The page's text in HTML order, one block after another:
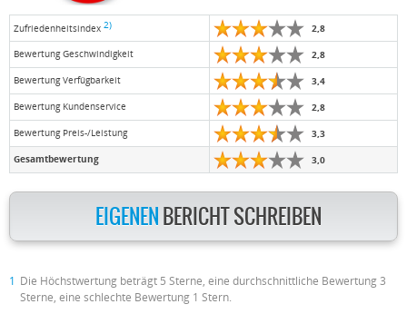
Zufriedenheitsindex 2) 2,8
Bewertung Geschwindigkeit 2,8
Bewertung Verfügbarkeit 3,4
Bewertung Kundenservice 2,8
Bewertung Preis-/Leistung 3,3
Gesamtbewertung 3,0
EIGENEN BERICHT SCHREIBEN
1 Die Höchstwertung beträgt 5 Sterne, eine durchschnittliche Bewertung 3
Sterne, eine schlechte Bewertung 1 Stern.